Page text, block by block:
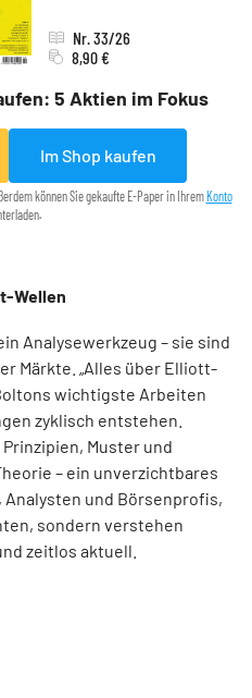
5 Aktien im Fokus
Nr. 33/26
8,90 €
Im Shop kaufen
können Sie gekaufte E-Paper in Ihrem Konto
Wellen
Analysewerkzeug – sie sind
Märkte. „Alles über Elliott-
wichtigste Arbeiten
zyklisch entstehen.
Muster und
– ein unverzichtbares
und Börsenprofis,
sondern verstehen
zeitlos aktuell.